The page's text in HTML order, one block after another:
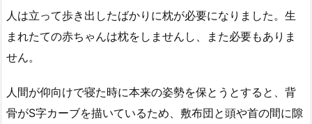
人は立って歩き出したばかりに枕が必要になりました。生
まれたての赤ちゃんは枕をしませんし、また必要もありま
せん。
人間が仰向けで寝た時に本来の姿勢を保とうとすると、背
骨がS字カーブを描いているため、敷布団と頭や首の間に隙